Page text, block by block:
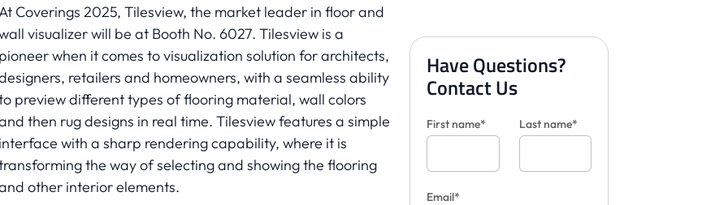
Have Questions?
Contact Us
First name* Last name*
Email*
Coverings 2025, Tilesview, the market leader in floor and
visualizer will be at Booth No. 6027. Tilesview is a
when it comes to visualization solution for architects,
retailers and homeowners, with a seamless ability
preview different types of flooring material, wall colors
then rug designs in real time. Tilesview features a simple
with a sharp rendering capability, where it is
the way of selecting and showing the flooring
other interior elements.